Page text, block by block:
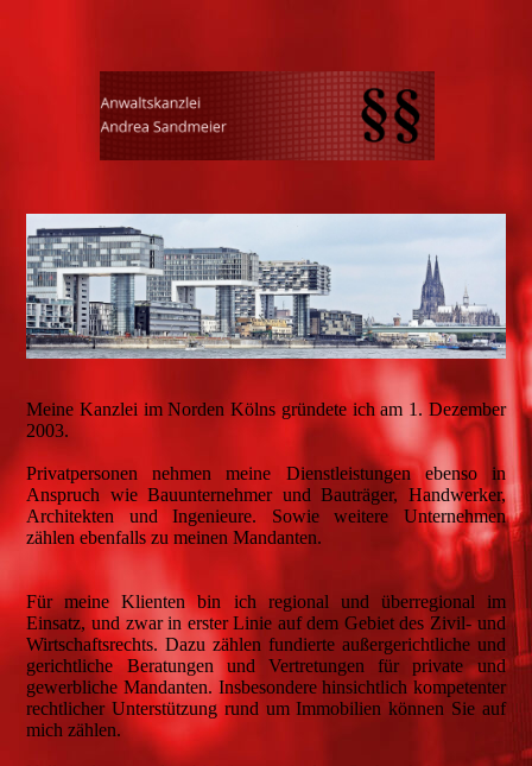
Meine Kanzlei im Norden Kölns gründete ich am 1. Dezember
2003.
Privatpersonen nehmen meine Dienstleistungen ebenso in
Anspruch wie Bauunternehmer und Bauträger, Handwerker,
Architekten und Ingenieure. Sowie weitere Unternehmen
zählen ebenfalls zu meinen Mandanten.
Für meine Klienten bin ich regional und überregional im
Einsatz, und zwar in erster Linie auf dem Gebiet des Zivil- und
Wirtschaftsrechts. Dazu zählen fundierte außergerichtliche und
gerichtliche Beratungen und Vertretungen für private und
gewerbliche Mandanten. Insbesondere hinsichtlich kompetenter
rechtlicher Unterstützung rund um Immobilien können Sie auf
mich zählen.